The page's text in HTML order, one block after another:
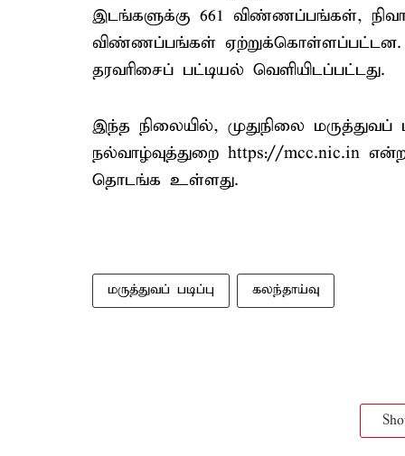
இடங்களுக்கு 661 விண்ணப்பங்கள்,
விண்ணப்பங்கள்
தரவரிசைப் பட்டியல் வெளியிடப்பட்டது.
இந்த நிலையில், முதுநிலை மருத்துவப்
நல்வாழ்வுத்துறை https://mcc.nic.in
தொடங்க உள்ளது.
மருத்துவப் படிப்பு கலந்தாய்வு